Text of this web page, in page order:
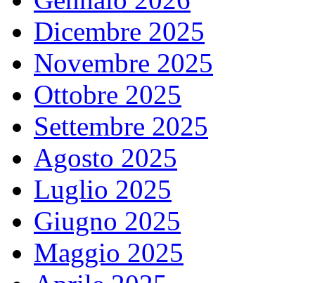
Dicembre 2025
Novembre 2025
Ottobre 2025
Settembre 2025
Agosto 2025
Luglio 2025
Giugno 2025
Maggio 2025